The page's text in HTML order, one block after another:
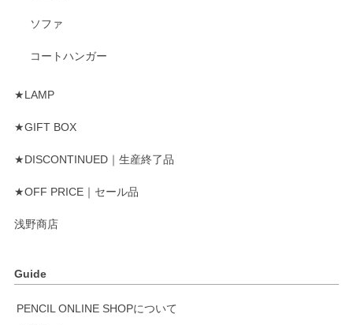
ソファ
コートハンガー
★LAMP
★GIFT BOX
★DISCONTINUED｜生産終了品
★OFF PRICE｜セール品
浅野商店
Guide
PENCIL ONLINE SHOPについて